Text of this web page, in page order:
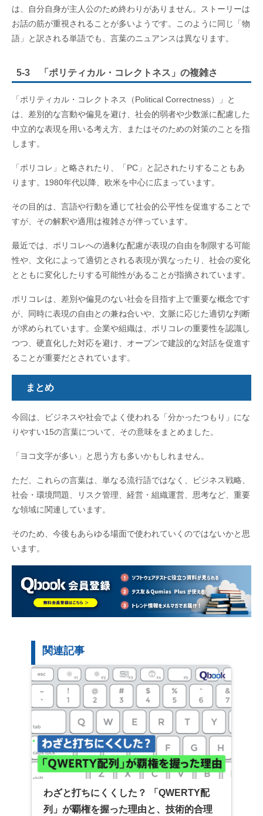
は、自分自身が主人公のため終わりがありません。ストーリーは
お話の筋が重視されることが多いようです。このように同じ「物
語」と訳される単語でも、言葉のニュアンスは異なります。
5-3 「ポリティカル・コレクトネス」の複雑さ
「ポリティカル・コレクトネス（Political Correctness）」と
は、差別的な言動や偏見を避け、社会的弱者や少数派に配慮した
中立的な表現を用いる考え方、またはそのための対策のことを指
します。
「ポリコレ」と略されたり、「PC」と記されたりすることもあ
ります。1980年代以降、欧米を中心に広まっています。
その目的は、言語や行動を通じて社会的公平性を促進することで
すが、その解釈や適用は複雑さが伴っています。
最近では、ポリコレへの過剰な配慮が表現の自由を制限する可能
性や、文化によって適切とされる表現が異なったり、社会の変化
とともに変化したりする可能性があることが指摘されています。
ポリコレは、差別や偏見のない社会を目指す上で重要な概念です
が、同時に表現の自由との兼ね合いや、文脈に応じた適切な判断
が求められています。企業や組織は、ポリコレの重要性を認識し
つつ、硬直化した対応を避け、オープンで建設的な対話を促進す
ることが重要だとされています。
まとめ
今回は、ビジネスや社会でよく使われる「分かったつもり」にな
りやすい15の言葉について、その意味をまとめました。
「ヨコ文字が多い」と思う方も多いかもしれません。
ただ、これらの言葉は、単なる流行語ではなく、ビジネス戦略、
社会・環境問題、リスク管理、経営・組織運営、思考など、重要
な領域に関連しています。
そのため、今後もあらゆる場面で使われていくのではないかと思
います。
関連記事
わざと打ちにくくした？ 「QWERTY配
列」が覇権を握った理由と、技術的合理